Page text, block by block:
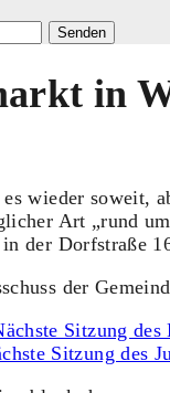
Senden
in
wieder soweit,
Art „rund
der Dorfstraße
der
Sitzung des
Sitzung des